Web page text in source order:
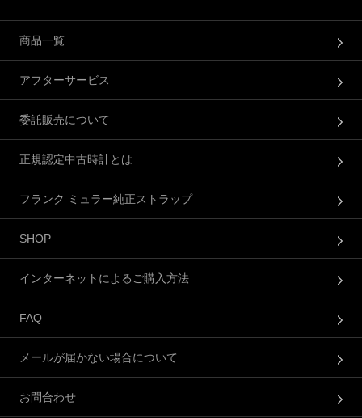
商品一覧
アフターサービス
委託販売について
正規認定中古時計とは
フランク ミュラー純正ストラップ
SHOP
インターネットによるご購入方法
FAQ
メールが届かない場合について
お問合わせ